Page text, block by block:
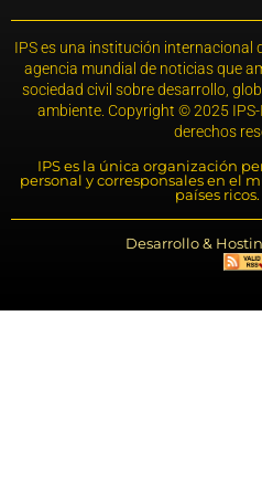
IPS es una institución internacional
agencia mundial de noticias que
sociedad civil sobre desarrollo,
ambiente. Copyright © 2025
derechos
IPS es la única organización
personal y corresponsales en el
países
Desarrollo &